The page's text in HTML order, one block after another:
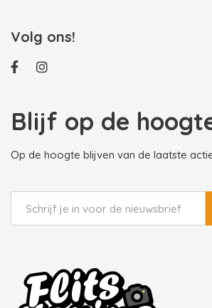
Volg ons!
Blijf op de
Op de hoogte blijven van de laatste